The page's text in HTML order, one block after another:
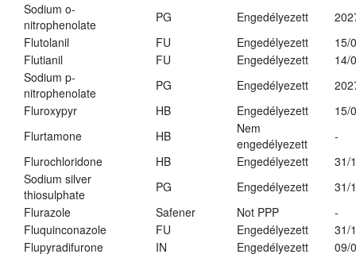
Sodium o-
nitrophenolate
PG Engedélyezett
Flutolanil
FU Engedélyezett
15/
Flutianil
FU Engedélyezett
14/
Sodium p-
nitrophenolate
PG Engedélyezett
Fluroxypyr
HB Engedélyezett
15/
Flurtamone
HB
Nem
engedélyezett
-
Flurochloridone
HB Engedélyezett
31/
Sodium silver
thiosulphate
PG Engedélyezett
31/
Flurazole
Safener Not PPP
-
Fluquinconazole
FU Engedélyezett
31/
Flupyradifurone
IN Engedélyezett
09/